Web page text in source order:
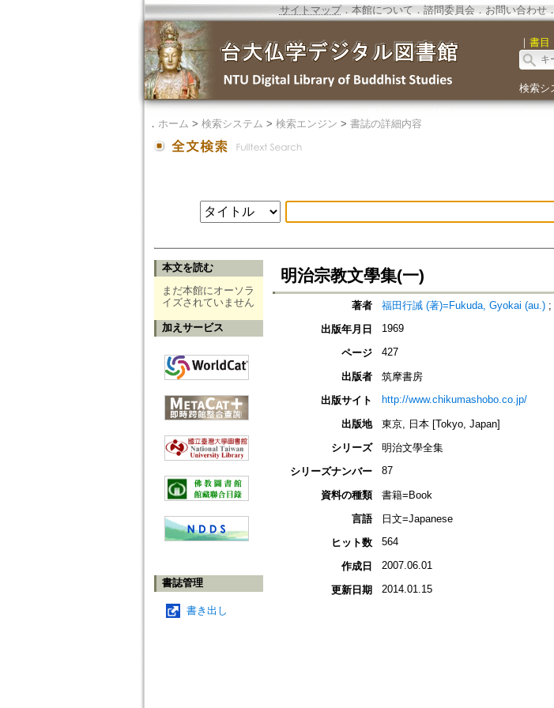
サイトマップ．本館について ． 諮問委員会． お問い合わせ．
｜ 書目
検索シ
． ホーム > 検索システム > 検索エンジン > 書誌の詳細内容
本文を読む
まだ本館にオーソラ
イズされていません
加えサービス
書誌管理
書き出し
明治宗教文學集(一)
著者 福田行誡 (著)=Fukuda, Gyokai (au.);
出版年月日
1969
ページ 427
出版者
筑摩書房
出版サイト
http://www.chikumashobo.co.jp/
出版地
東京, 日本 [Tokyo, Japan]
シリーズ
明治文學全集
シリーズナンバー
87
資料の種類
書籍=Book
言語
日文=Japanese
ヒット数
564
作成日 2007.06.01
更新日期 2014.01.15